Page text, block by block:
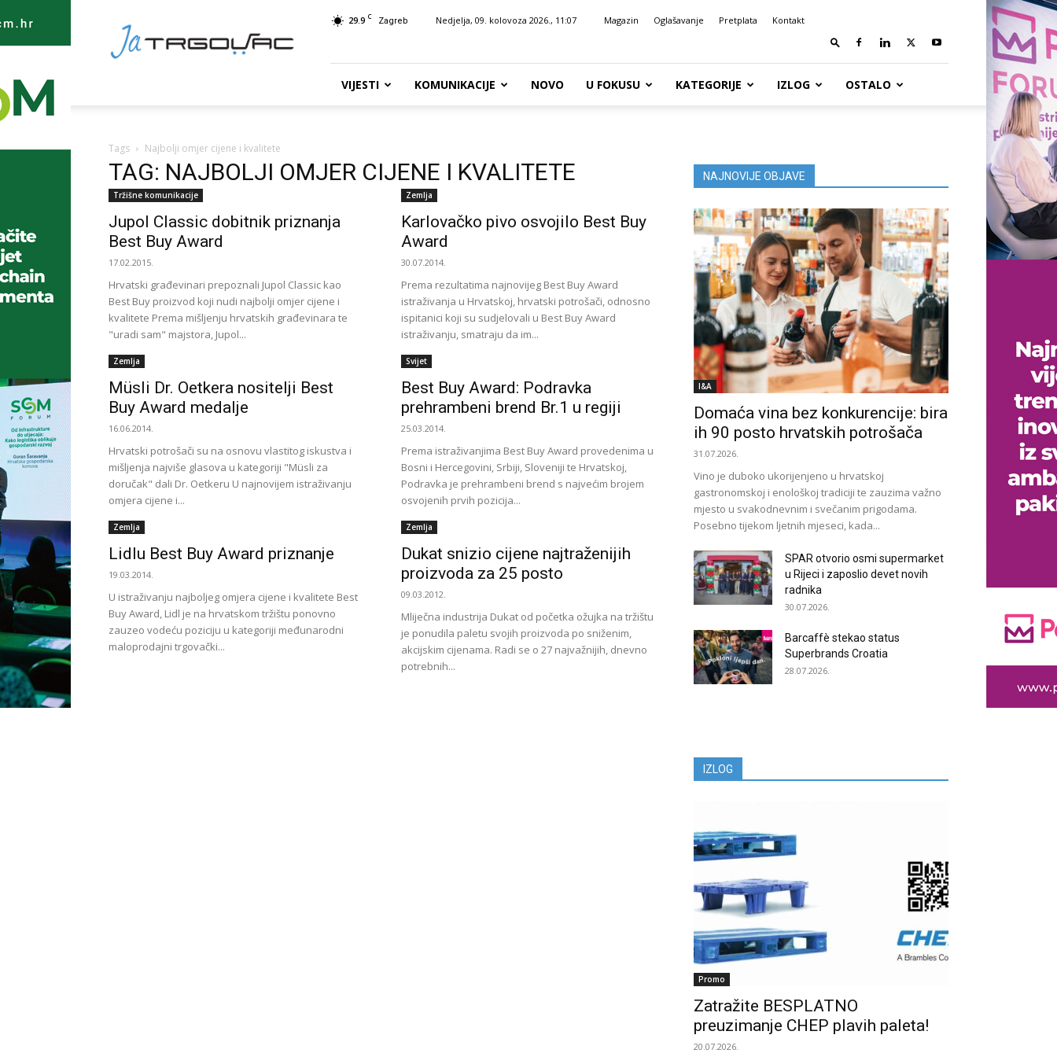
TRGOVAC
29.9 C Zagreb Nedjelja, 09. kolovoza 2026., 11:07 Magazin Oglašavanje Pretplata Kontakt
VIJESTI KOMUNIKACIJE NOVO U FOKUSU KATEGORIJE IZLOG OSTALO
Tags Najbolji omjer cijene i kvalitete
TAG: NAJBOLJI OMJER CIJENE I KVALITETE
Tržišne komunikacije
Jupol Classic dobitnik priznanja
Best Buy Award
17.02.2015.
Hrvatski građevinari prepoznali Jupol Classic kao
Best Buy proizvod koji nudi najbolji omjer cijene i
kvalitete Prema mišljenju hrvatskih građevinara te
"uradi sam" majstora, Jupol...
Zemlja
Karlovačko pivo osvojilo Best Buy
Award
30.07.2014.
Prema rezultatima najnovijeg Best Buy Award
istraživanja u Hrvatskoj, hrvatski potrošači, odnosno
ispitanici koji su sudjelovali u Best Buy Award
istraživanju, smatraju da im...
Zemlja
Müsli Dr. Oetkera nositelji Best
Buy Award medalje
16.06.2014.
Hrvatski potrošači su na osnovu vlastitog iskustva i
mišljenja najviše glasova u kategoriji "Müsli za
doručak" dali Dr. Oetkeru U najnovijem istraživanju
omjera cijene i...
Svijet
Best Buy Award: Podravka
prehrambeni brend Br.1 u regiji
25.03.2014.
Prema istraživanjima Best Buy Award provedenima u
Bosni i Hercegovini, Srbiji, Sloveniji te Hrvatskoj,
Podravka je prehrambeni brend s najvećim brojem
osvojenih prvih pozicija...
Zemlja
Lidlu Best Buy Award priznanje
19.03.2014.
U istraživanju najboljeg omjera cijene i kvalitete Best
Buy Award, Lidl je na hrvatskom tržištu ponovno
zauzeo vodeću poziciju u kategoriji međunarodni
maloprodajni trgovački...
Zemlja
Dukat snizio cijene najtraženijih
proizvoda za 25 posto
09.03.2012.
Mliječna industrija Dukat od početka ožujka na tržištu
je ponudila paletu svojih proizvoda po sniženim,
akcijskim cijenama. Radi se o 27 najvažnijih, dnevno
potrebnih...
NAJNOVIJE OBJAVE
I&A
Domaća vina bez konkurencije: bira
ih 90 posto hrvatskih potrošača
31.07.2026.
Vino je duboko ukorijenjeno u hrvatskoj
gastronomskoj i enološkoj tradiciji te zauzima važno
mjesto u svakodnevnim i svečanim prigodama.
Posebno tijekom ljetnih mjeseci, kada...
SPAR otvorio osmi supermarket
u Rijeci i zaposlio devet novih
radnika
30.07.2026.
Barcaffè stekao status
Superbrands Croatia
28.07.2026.
IZLOG
Promo
Zatražite BESPLATNO
preuzimanje CHEP plavih paleta!
20.07.2026.